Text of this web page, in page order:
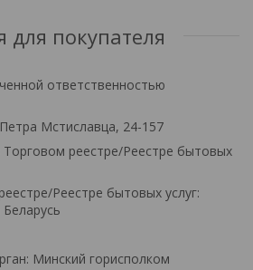
покупателя
ответственностью
Мстиславца, 24-157
Торговом реестре/Реестре бытовых
Реестре бытовых услуг:
Минский горисполком